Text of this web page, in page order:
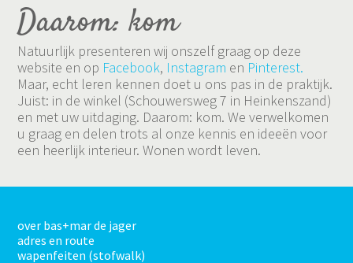
Daarom: kom
Natuurlijk presenteren wij onszelf graag op deze
website en op Facebook, Instagram en Pinterest.
Maar, echt leren kennen doet u ons pas in de praktijk.
Juist: in de winkel (Schouwersweg 7 in Heinkenszand)
en met uw uitdaging. Daarom: kom. We verwelkomen
u graag en delen trots al onze kennis en ideeën voor
een heerlijk interieur. Wonen wordt leven.
over bas+mar de jager
adres en route
wapenfeiten (stofwalk)